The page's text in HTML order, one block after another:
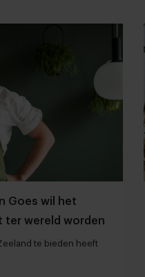
Goes wil het
ter wereld worden
te bieden heeft